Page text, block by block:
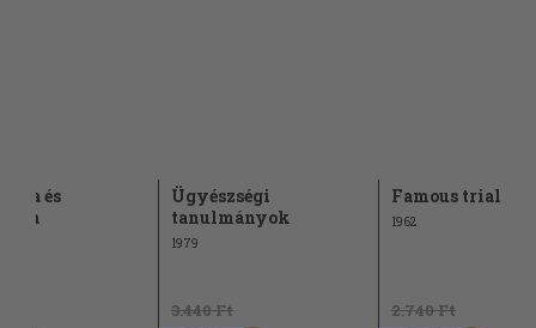
és
Ügyészségi
tanulmányok
1979
3.440 Ft
Famous trials 6.
1962
2.740 Ft